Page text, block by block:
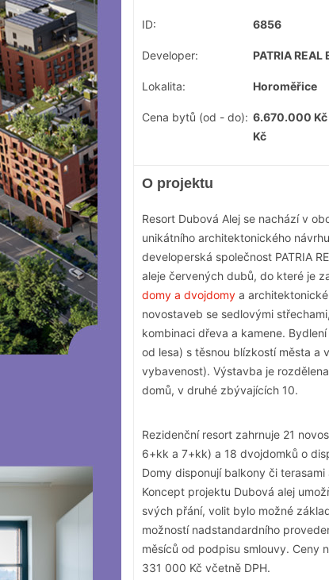
ID: 6856
Developer: PATRIA REAL
Lokalita: Horoměřice
Cena bytů (od - do): 6.670.000
Kč
O projektu
Resort Dubová Alej se nachází v
unikátního architektonického
developerská společnost PATRIA
aleje červených dubů, do které je
domy a dvojdomy a
novostaveb se sedlovými
kombinaci dřeva a kamene.
od lesa) s těsnou blízkostí města a
vybavenost). Výstavba je
domů, v druhé zbývajících 10.
Rezidenční resort zahrnuje 21
6+kk a 7+kk) a 18 dvojdomků o
Domy disponují balkony či
Koncept projektu Dubová alej
svých přání, volit bylo možné
možností nadstandardního
měsíců od podpisu smlouvy. Ceny
331 000 Kč včetně DPH.